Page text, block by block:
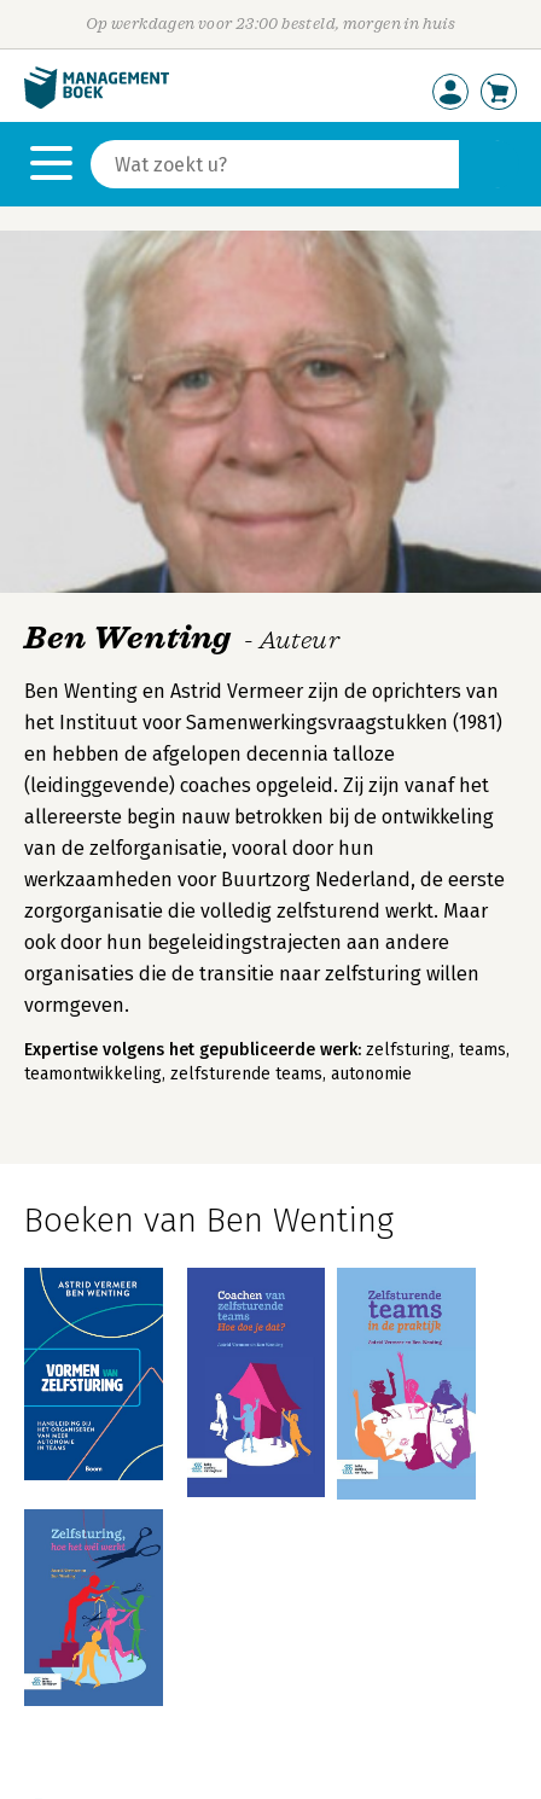
Op werkdagen voor 23:00 besteld, morgen in huis
Ben Wenting - Auteur
Ben Wenting en Astrid Vermeer zijn de oprichters van
het Instituut voor Samenwerkingsvraagstukken (1981)
en hebben de afgelopen decennia talloze
(leidinggevende) coaches opgeleid. Zij zijn vanaf het
allereerste begin nauw betrokken bij de ontwikkeling
van de zelforganisatie, vooral door hun
werkzaamheden voor Buurtzorg Nederland, de eerste
zorgorganisatie die volledig zelfsturend werkt. Maar
ook door hun begeleidingstrajecten aan andere
organisaties die de transitie naar zelfsturing willen
vormgeven.
Expertise volgens het gepubliceerde werk: zelfsturing, teams,
teamontwikkeling, zelfsturende teams, autonomie
Boeken van Ben Wenting